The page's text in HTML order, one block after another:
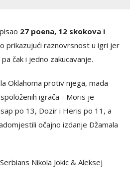
27 poena, 12 skokova i
prikazujući raznovrsnost u igri jer
čak i jedno zakucavanje.
Oklahoma protiv njega, mada
igrača - Moris je
po 13, Dozir i Heris po 11, a
očajno izdanje Džamala
Nikola Jokic & Aleksej